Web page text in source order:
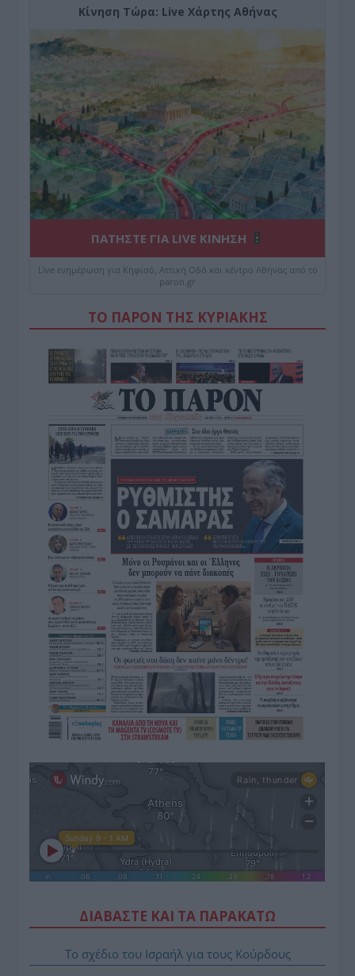
Κίνηση Τώρα: Live Χάρτης Αθήνας
ΠΑΤΗΣΤΕ ΓΙΑ LIVE ΚΙΝΗΣΗ
Live ενημέρωση για Κηφισό, Αττική Οδό και κέντρο Αθήνας από το
paron.gr
ΤΟ ΠΑΡΟΝ ΤΗΣ ΚΥΡΙΑΚΗΣ
ΔΙΑΒΑΣΤΕ ΚΑΙ ΤΑ ΠΑΡΑΚΑΤΩ
Το σχέδιο του Ισραήλ για τους Κούρδους